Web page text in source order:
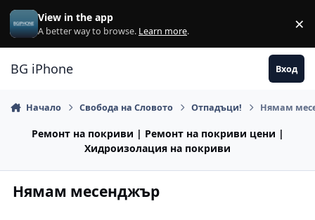
Премини към съдържанието
View in the app
A better way to browse. Learn more. ×
BG iPhone Вход
Начало Свобода на Словото Отпадъци! Нямам
Ремонт на покриви | Ремонт на покриви цени |
Хидроизолация на покриви
Нямам месенджър